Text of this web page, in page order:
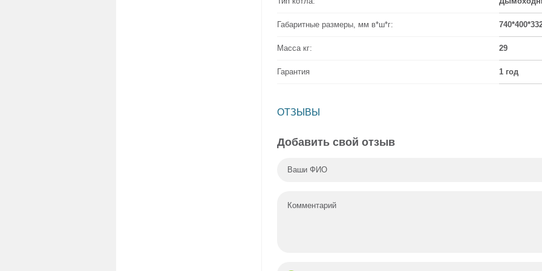
Габаритные размеры, мм в*ш*г:
Масса кг: 29
Гарантия 1 год
ОТЗЫВЫ
Добавить свой отзыв